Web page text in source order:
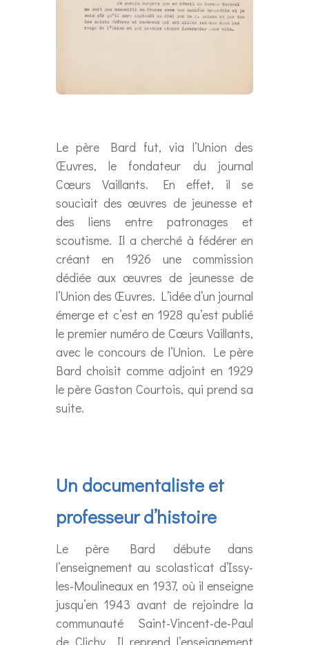
Le père Bard fut, via l’Union des
Œuvres, le fondateur du journal
Cœurs Vaillants. En effet, il se
souciait des œuvres de jeunesse et
des liens entre patronages et
scoutisme. Il a cherché à fédérer en
créant en 1926 une commission
dédiée aux œuvres de jeunesse de
l’Union des Œuvres. L’idée d’un journal
émerge et c’est en 1928 qu’est publié
le premier numéro de Cœurs Vaillants,
avec le concours de l’Union. Le père
Bard choisit comme adjoint en 1929
le père Gaston Courtois, qui prend sa
suite.
Un documentaliste et
professeur d’histoire
Le père Bard débute dans
l’enseignement au scolasticat d’Issy-
les-Moulineaux en 1937, où il enseigne
jusqu’en 1943 avant de rejoindre la
communauté Saint-Vincent-de-Paul
de Clichy. Il reprend l’enseignement